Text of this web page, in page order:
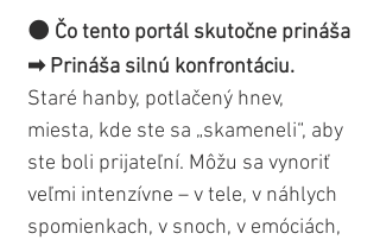
🌑 Čo tento portál skutočne prináša
➡ Prináša silnú konfrontáciu.
Staré hanby, potlačený hnev,
miesta, kde ste sa „skameneli“, aby
ste boli prijateľní. Môžu sa vynoriť
veľmi intenzívne – v tele, v náhlych
spomienkach, v snoch, v emóciách,